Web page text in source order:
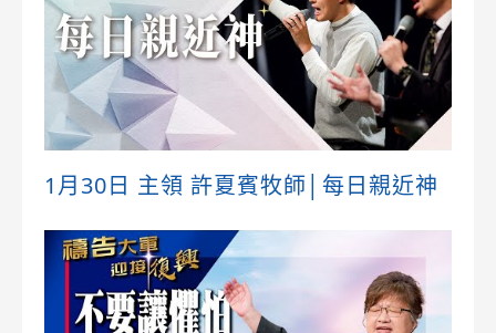
1月30日 主領 許夏賓牧師│每日親近神